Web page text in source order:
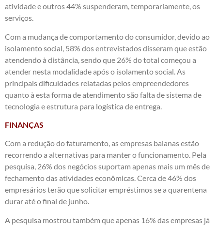
atividade e outros 44% suspenderam, temporariamente, os
serviços.
Com a mudança de comportamento do consumidor, devido ao
isolamento social, 58% dos entrevistados disseram que estão
atendendo à distância, sendo que 26% do total começou a
atender nesta modalidade após o isolamento social. As
principais dificuldades relatadas pelos empreendedores
quanto à esta forma de atendimento são falta de sistema de
tecnologia e estrutura para logística de entrega.
FINANÇAS
Com a redução do faturamento, as empresas baianas estão
recorrendo a alternativas para manter o funcionamento. Pela
pesquisa, 26% dos negócios suportam apenas mais um mês de
fechamento das atividades econômicas. Cerca de 46% dos
empresários terão que solicitar empréstimos se a quarentena
durar até o final de junho.
A pesquisa mostrou também que apenas 16% das empresas já